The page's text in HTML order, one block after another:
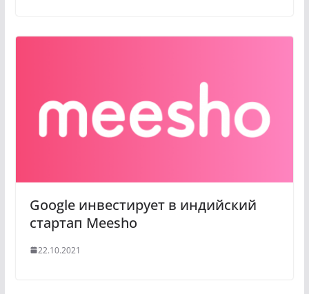
Google инвестирует в индийский
стартап Meesho
22.10.2021